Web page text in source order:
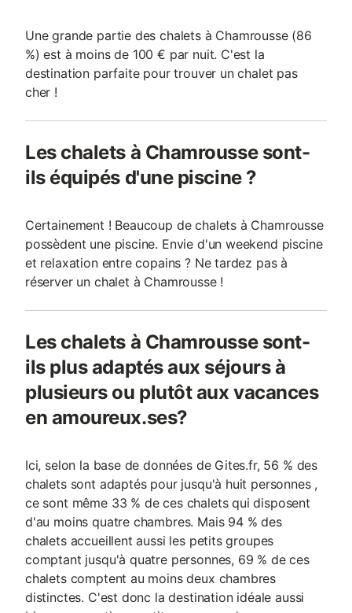
Une grande partie des chalets à Chamrousse (86
%) est à moins de 100 € par nuit. C'est la
destination parfaite pour trouver un chalet pas
cher !
Les chalets à Chamrousse sont-
ils équipés d'une piscine ?
Certainement ! Beaucoup de chalets à Chamrousse
possèdent une piscine. Envie d'un weekend piscine
et relaxation entre copains ? Ne tardez pas à
réserver un chalet à Chamrousse !
Les chalets à Chamrousse sont-
ils plus adaptés aux séjours à
plusieurs ou plutôt aux vacances
en amoureux.ses?
Ici, selon la base de données de Gites.fr, 56 % des
chalets sont adaptés pour jusqu'à huit personnes ,
ce sont même 33 % de ces chalets qui disposent
d'au moins quatre chambres. Mais 94 % des
chalets accueillent aussi les petits groupes
comptant jusqu'à quatre personnes, 69 % de ces
chalets comptent au moins deux chambres
distinctes. C'est donc la destination idéale aussi